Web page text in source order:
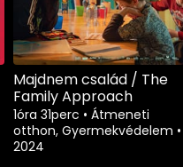
Majdnem család / The
Family Approach
1óra 31perc • Átmeneti
otthon, Gyermekvédelem •
2024